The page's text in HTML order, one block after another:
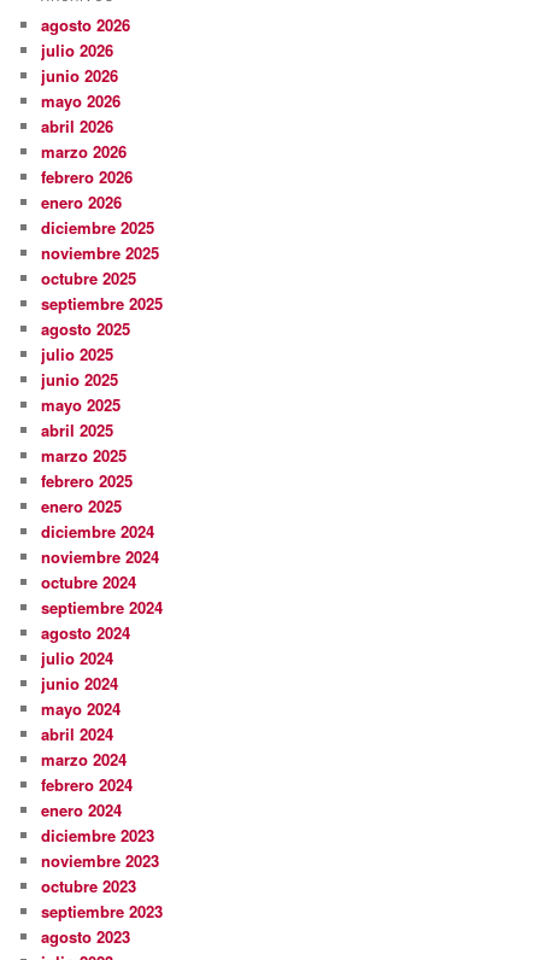
agosto 2026
julio 2026
junio 2026
mayo 2026
abril 2026
marzo 2026
febrero 2026
enero 2026
diciembre 2025
noviembre 2025
octubre 2025
septiembre 2025
agosto 2025
julio 2025
junio 2025
mayo 2025
abril 2025
marzo 2025
febrero 2025
enero 2025
diciembre 2024
noviembre 2024
octubre 2024
septiembre 2024
agosto 2024
julio 2024
junio 2024
mayo 2024
abril 2024
marzo 2024
febrero 2024
enero 2024
diciembre 2023
noviembre 2023
octubre 2023
septiembre 2023
agosto 2023